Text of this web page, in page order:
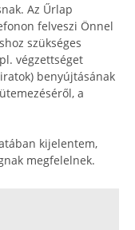
Az Űrlap
felveszi Önnel
szükséges
végzettséget
benyújtásának
a
kijelentem,
megfelelnek.